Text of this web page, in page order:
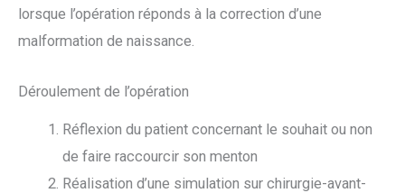
lorsque l’opération réponds à la correction d’une
malformation de naissance.
Déroulement de l’opération
Réflexion du patient concernant le souhait ou non
de faire raccourcir son menton
Réalisation d’une simulation sur chirurgie-avant-